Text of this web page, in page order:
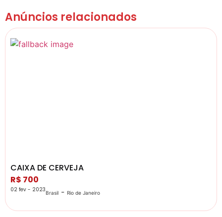
Anúncios relacionados
CAIXA DE CERVEJA
R$ 700
02 fev - 2023Brasil - Rio de Janeiro